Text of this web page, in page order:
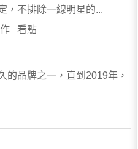
，不排除一線明星的...
看點
的品牌之一，直到2019年，